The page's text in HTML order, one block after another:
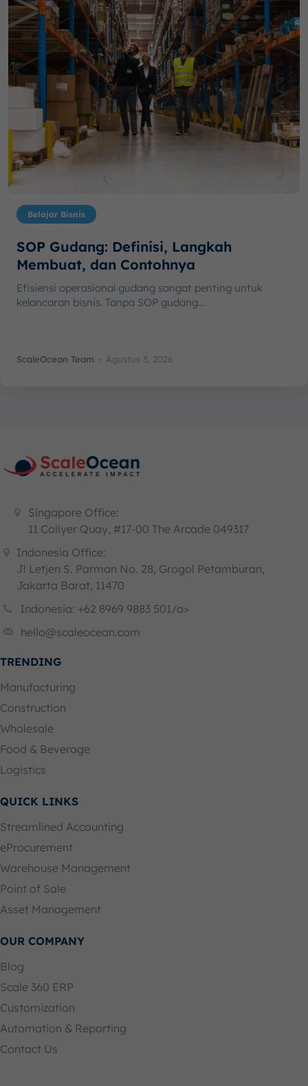
Belajar Bisnis
SOP Gudang: Definisi, Langkah
Membuat, dan Contohnya
Efisiensi operasional gudang sangat penting untuk
kelancaran bisnis. Tanpa SOP gudang...
ScaleOcean Team - Agustus 3, 2026
Singapore Office:
11 Collyer Quay, #17-00 The Arcade 049317
Indonesia Office:
Jl Letjen S. Parman No. 28, Grogol Petamburan,
Jakarta Barat, 11470
Indonesia: +62 8969 9883 501/a>
hello@scaleocean.com
TRENDING
Manufacturing
Construction
Wholesale
Food & Beverage
Logistics
QUICK LINKS
Streamlined Accounting
eProcurement
Warehouse Management
Point of Sale
Asset Management
OUR COMPANY
Blog
Scale 360 ERP
Customization
Automation & Reporting
Contact Us